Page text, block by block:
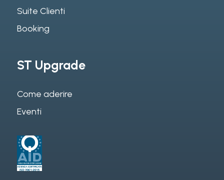
Suite Clienti
Booking
ST Upgrade
Come aderire
Eventi